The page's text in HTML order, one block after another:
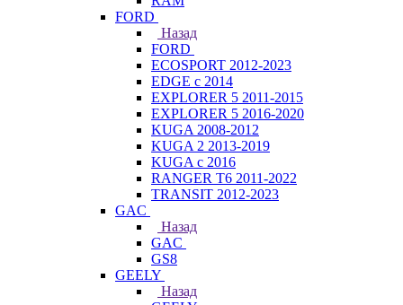
FORD
Назад
FORD
ECOSPORT 2012-2023
EDGE c 2014
EXPLORER 5 2011-2015
EXPLORER 5 2016-2020
KUGA 2008-2012
KUGA 2 2013-2019
KUGA с 2016
RANGER T6 2011-2022
TRANSIT 2012-2023
GAC
Назад
GAC
GS8
GEELY
Назад